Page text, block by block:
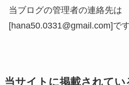
当ブログの管理者の連絡先は
[hana50.0331@gmail.com]です
当サイトに掲載されて